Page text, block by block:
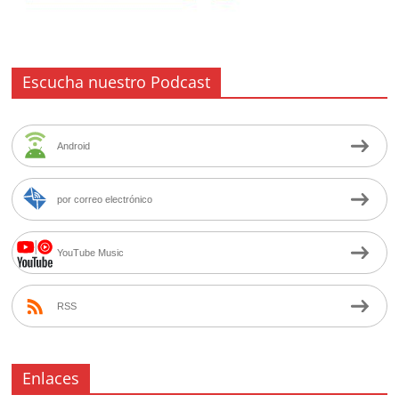
Escucha nuestro Podcast
Android
por correo electrónico
YouTube Music
RSS
Enlaces